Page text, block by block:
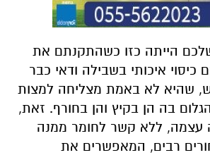
הייתה כזו כשהתקנתם את
כיסוי איכותי בשבילה ודאי כבר
שהיא לא באמת מצליחה למצות
בה הן בקיץ והן בחורף. זאת,
עצמה, ללא קשר לחומר ממנה
רבים, המאפשרים את